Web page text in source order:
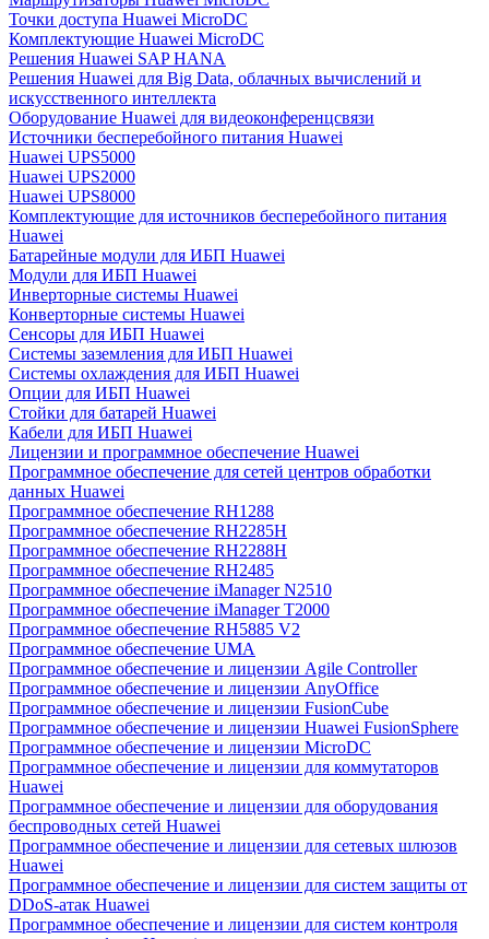
Точки доступа Huawei MicroDC
Комплектующие Huawei MicroDC
Решения Huawei SAP HANA
Решения Huawei для Big Data, облачных вычислений и
искусственного интеллекта
Оборудование Huawei для видеоконференцсвязи
Источники бесперебойного питания Huawei
Huawei UPS5000
Huawei UPS2000
Huawei UPS8000
Комплектующие для источников бесперебойного питания
Huawei
Батарейные модули для ИБП Huawei
Модули для ИБП Huawei
Инверторные системы Huawei
Конверторные системы Huawei
Сенсоры для ИБП Huawei
Системы заземления для ИБП Huawei
Системы охлаждения для ИБП Huawei
Опции для ИБП Huawei
Стойки для батарей Huawei
Кабели для ИБП Huawei
Лицензии и программное обеспечение Huawei
Программное обеспечение для сетей центров обработки
данных Huawei
Программное обеспечение RH1288
Программное обеспечение RH2285H
Программное обеспечение RH2288H
Программное обеспечение RH2485
Программное обеспечение iManager N2510
Программное обеспечение iManager T2000
Программное обеспечение RH5885 V2
Программное обеспечение UMA
Программное обеспечение и лицензии Agile Controller
Программное обеспечение и лицензии AnyOffice
Программное обеспечение и лицензии FusionCube
Программное обеспечение и лицензии Huawei FusionSphere
Программное обеспечение и лицензии MicroDC
Программное обеспечение и лицензии для коммутаторов
Huawei
Программное обеспечение и лицензии для оборудования
беспроводных сетей Huawei
Программное обеспечение и лицензии для сетевых шлюзов
Huawei
Программное обеспечение и лицензии для систем защиты от
DDoS-атак Huawei
Программное обеспечение и лицензии для систем контроля